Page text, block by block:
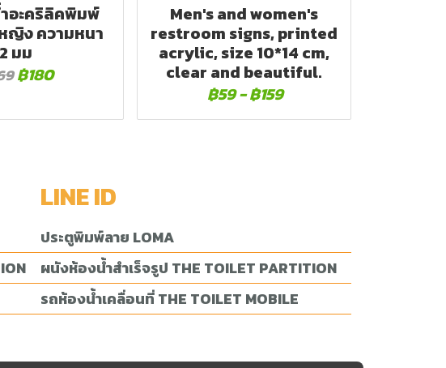
อะคริลิคพิมพ์
ญิง ความหนา
2 มม
฿180
Men's and women's
restroom signs, printed
acrylic, size 10*14 cm,
clear and beautiful.
฿59-฿159
LINE ID
ประตูพิมพ์ลาย LOMA
ผนังห้องน้ำสำเร็จรูป THE TOILET PARTITION
รถห้องน้ำเคลื่อนที่ THE TOILET MOBILE